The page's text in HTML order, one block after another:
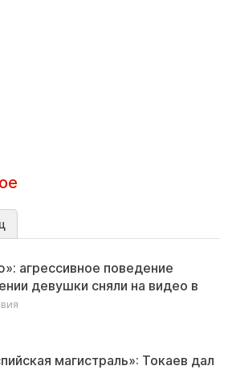
агрессивное поведение
девушки сняли на видео в
магистраль»: Токаев дал